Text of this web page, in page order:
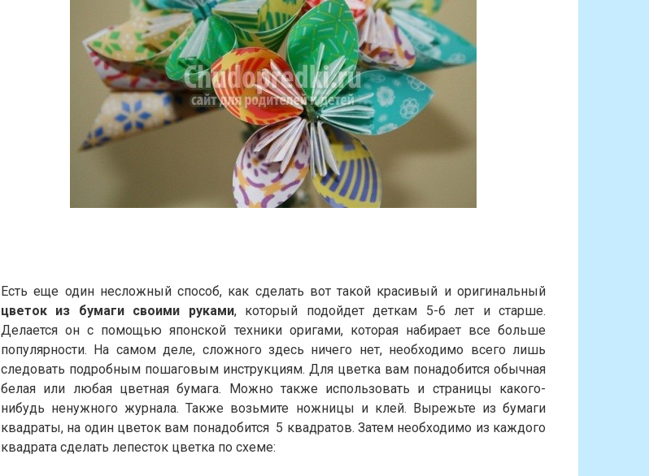
Есть еще один несложный способ, как сделать вот такой красивый и оригинальный
цветок из бумаги своими руками, который подойдет деткам 5-6 лет и старше.
Делается он с помощью японской техники оригами, которая набирает все больше
популярности. На самом деле, сложного здесь ничего нет, необходимо всего лишь
следовать подробным пошаговым инструкциям. Для цветка вам понадобится обычная
белая или любая цветная бумага. Можно также использовать и страницы какого-
нибудь ненужного журнала. Также возьмите ножницы и клей. Вырежьте из бумаги
квадраты, на один цветок вам понадобится 5 квадратов. Затем необходимо из каждого
квадрата сделать лепесток цветка по схеме: